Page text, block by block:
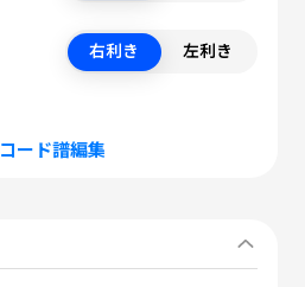
右利き 左利き
コード譜編集